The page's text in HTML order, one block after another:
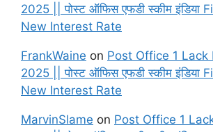
2025 || पोस्ट ऑफिस एफडी स्कीम इंडिया
New Interest Rate
FrankWaine on Post Office 1 Lack
2025 || पोस्ट ऑफिस एफडी स्कीम इंडिया
New Interest Rate
MarvinSlame on Post Office 1